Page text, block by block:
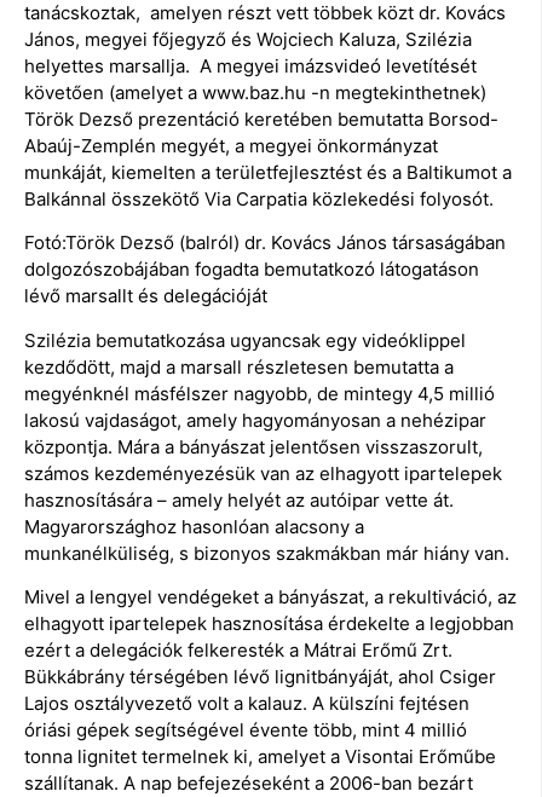
tanácskoztak, amelyen részt vett többek közt dr. Kovács
János, megyei főjegyző és Wojciech Kaluza, Szilézia
helyettes marsallja. A megyei imázsvideó levetítését
követően (amelyet a www.baz.hu -n megtekinthetnek)
Török Dezső prezentáció keretében bemutatta Borsod-
Abaúj-Zemplén megyét, a megyei önkormányzat
munkáját, kiemelten a területfejlesztést és a Baltikumot a
Balkánnal összekötő Via Carpatia közlekedési folyosót.
Fotó:Török Dezső (balról) dr. Kovács János társaságában
dolgozószobájában fogadta bemutatkozó látogatáson
lévő marsallt és delegációját
Szilézia bemutatkozása ugyancsak egy videóklippel
kezdődött, majd a marsall részletesen bemutatta a
megyénknél másfélszer nagyobb, de mintegy 4,5 millió
lakosú vajdaságot, amely hagyományosan a nehézipar
központja. Mára a bányászat jelentősen visszaszorult,
számos kezdeményezésük van az elhagyott ipartelepek
hasznosítására – amely helyét az autóipar vette át.
Magyarországhoz hasonlóan alacsony a
munkanélküliség, s bizonyos szakmákban már hiány van.
Mivel a lengyel vendégeket a bányászat, a rekultiváció, az
elhagyott ipartelepek hasznosítása érdekelte a legjobban
ezért a delegációk felkeresték a Mátrai Erőmű Zrt.
Bükkábrány térségében lévő lignitbányáját, ahol Csiger
Lajos osztályvezető volt a kalauz. A külszíni fejtésen
óriási gépek segítségével évente több, mint 4 millió
tonna lignitet termelnek ki, amelyet a Visontai Erőműbe
szállítanak. A nap befejezéseként a 2006-ban bezárt